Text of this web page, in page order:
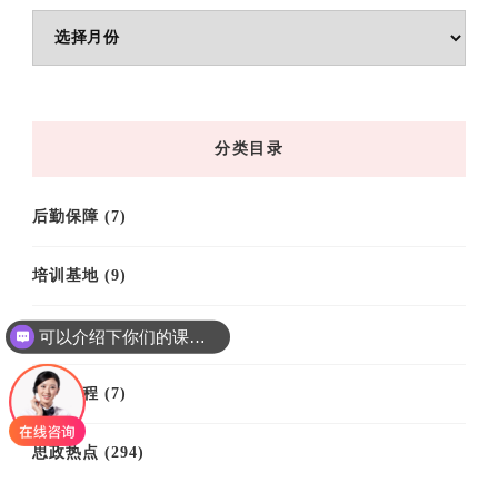
分类目录
后勤保障 (7)
培训基地 (9)
培训案例(61)
培训课程 (7)
思政热点 (294)
可以介绍下你们的课程吗？